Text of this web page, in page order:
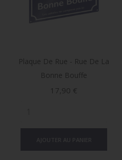
Plaque De Rue - Rue De La
Bonne Bouffe
Prix
17,90 €